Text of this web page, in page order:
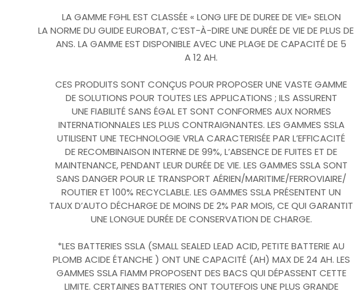
LA GAMME FGHL EST CLASSÉE « LONG LIFE DE DUREE DE VIE» SELON
LA NORME DU GUIDE EUROBAT, C’EST-À-DIRE UNE DURÉE DE VIE DE PLUS
ANS. LA GAMME EST DISPONIBLE AVEC UNE PLAGE DE CAPACITÉ DE 5
A 12 AH.
CES PRODUITS SONT CONÇUS POUR PROPOSER UNE VASTE GAMME
DE SOLUTIONS POUR TOUTES LES APPLICATIONS ; ILS ASSURENT
UNE FIABILITÉ SANS ÉGAL ET SONT CONFORMES AUX NORMES
INTERNATIONNALES LES PLUS CONTRAIGNANTES. LES GAMMES SSLA
UTILISENT UNE TECHNOLOGIE VRLA CARACTERISÉE PAR L’EFFICACITÉ
DE RECOMBINAISON INTERNE DE 99%, L’ABSENCE DE FUITES ET DE
MAINTENANCE, PENDANT LEUR DURÉE DE VIE. LES GAMMES SSLA SONT
SANS DANGER POUR LE TRANSPORT AÉRIEN/MARITIME/FERROVIAIRE/
ROUTIER ET 100% RECYCLABLE. LES GAMMES SSLA PRÉSENTENT UN
TAUX D’AUTO DÉCHARGE DE MOINS DE 2% PAR MOIS, CE QUI GARANTIT
UNE LONGUE DURÉE DE CONSERVATION DE CHARGE.
*LES BATTERIES SSLA (SMALL SEALED LEAD ACID, PETITE BATTERIE AU
PLOMB ACIDE ÉTANCHE ) ONT UNE CAPACITÉ (AH) MAX DE 24 AH. LES
GAMMES SSLA FIAMM PROPOSENT DES BACS QUI DÉPASSENT CETTE
LIMITE. CERTAINES BATTERIES ONT TOUTEFOIS UNE PLUS GRANDE